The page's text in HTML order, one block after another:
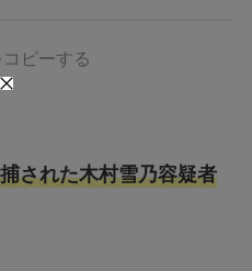
ピーする
された木村雪乃容疑者